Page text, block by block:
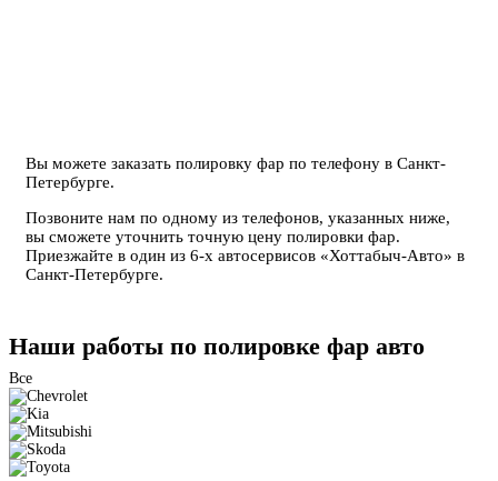
Вы можете заказать полировку фар по телефону в Санкт-
Петербурге.
Позвоните нам по одному из телефонов, указанных ниже,
вы сможете уточнить точную цену полировки фар.
Приезжайте в один из 6-х автосервисов «Хоттабыч-Авто» в
Санкт-Петербурге.
Наши работы по полировке фар авто
Все